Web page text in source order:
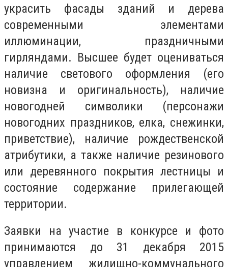
украсить фасады зданий и дерева
современными элементами
иллюминации, праздничными
гирляндами. Высшее будет оцениваться
наличие светового оформления (его
новизна и оригинальность), наличие
новогодней символики (персонажи
новогодних праздников, елка, снежинки,
приветствие), наличие рождественской
атрибутики, а также наличие резинового
или деревянного покрытия лестницы и
состояние содержание прилегающей
территории.
Заявки на участие в конкурсе и фото
принимаются до 31 декабря 2015
управлением жилищно-коммунального